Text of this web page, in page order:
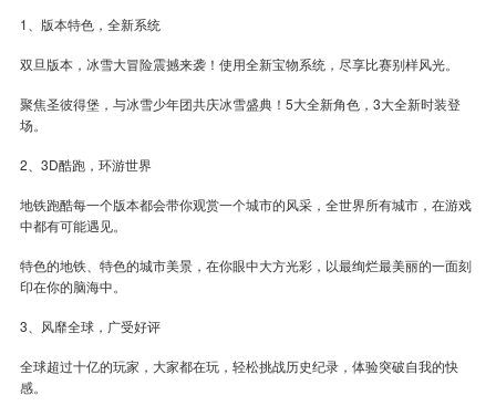
1、版本特色，全新系统
双旦版本，冰雪大冒险震撼来袭！使用全新宝物系统，尽享比赛别样风光。
聚焦圣彼得堡，与冰雪少年团共庆冰雪盛典！5大全新角色，3大全新时装登
场。
2、3D酷跑，环游世界
地铁跑酷每一个版本都会带你观赏一个城市的风采，全世界所有城市，在游戏
中都有可能遇见。
特色的地铁、特色的城市美景，在你眼中大方光彩，以最绚烂最美丽的一面刻
印在你的脑海中。
3、风靡全球，广受好评
全球超过十亿的玩家，大家都在玩，轻松挑战历史纪录，体验突破自我的快
感。